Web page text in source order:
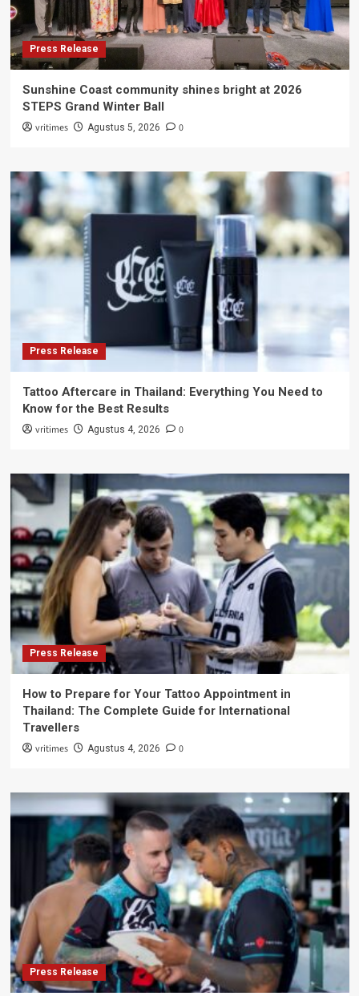
Press Release
Sunshine Coast community shines bright at 2026
STEPS Grand Winter Ball
vritimes Agustus 5, 2026 0
Press Release
Tattoo Aftercare in Thailand: Everything You Need to
Know for the Best Results
vritimes Agustus 4, 2026 0
Press Release
How to Prepare for Your Tattoo Appointment in
Thailand: The Complete Guide for International
Travellers
vritimes Agustus 4, 2026 0
Press Release